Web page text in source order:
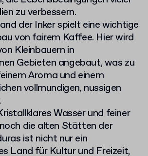
zu verbessern.
der Inker spielt eine wichtige
von fairem Kaffee. Hier wird
Kleinbauern in
Gebieten angebaut, was zu
Aroma und einem
vollmundigen, nussigen
Wasser und feiner
die alten Stätten der
ist nicht nur ein
Land für Kultur und Freizeit,